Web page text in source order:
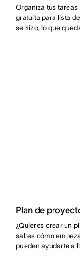
Organiza tus tareas
gratuita para lista
se hizo, lo que
Plan de
¿Quieres crear un
sabes cómo
pueden ayudarte a